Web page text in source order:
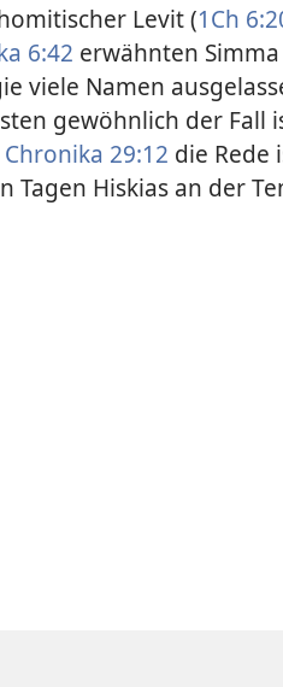
Levit (1Ch
6:42 erwähnten
viele Namen
gewöhnlich der Fall
Chronika 29:12 die Rede
Tagen Hiskias an der